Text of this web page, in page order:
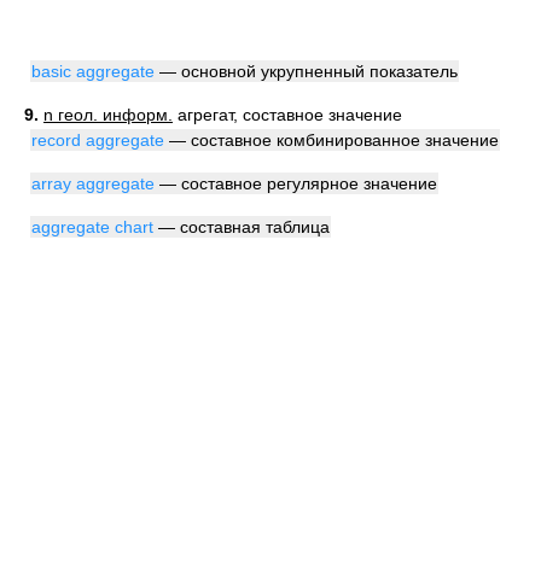
basic aggregate — основной укрупненный показатель
9. n геол. информ. агрегат, составное значение
record aggregate — составное комбинированное значение
array aggregate — составное регулярное значение
aggregate chart — составная таблица